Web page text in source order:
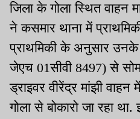
जिला के गोला स्थित वाहन
ने कसमार थाना में
प्राथमिकी के अनुसार
जेएच 01सीवी 8497) से
ड्राइवर वीरेंद्र मांझी
गोला से बोकारो जा रहा